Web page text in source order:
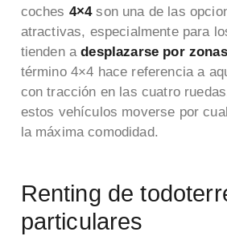
coches 4×4son una de las
atractivas, especialmente para
tienden adesplazarse por
término 4×4 hace referencia a
con tracción en las cuatro
estos vehículos moverse por
la máxima comodidad.
Renting de
particulares